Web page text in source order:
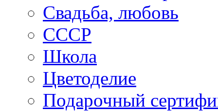
Свадьба, любовь
СССР
Школа
Цветоделие
Подарочный